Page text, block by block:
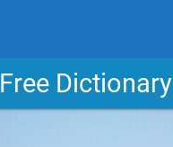
Free Dictionary